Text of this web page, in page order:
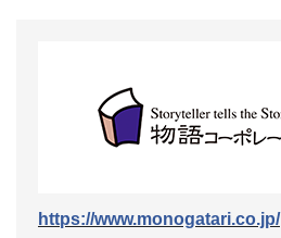
https://www.monogatari.co.jp/